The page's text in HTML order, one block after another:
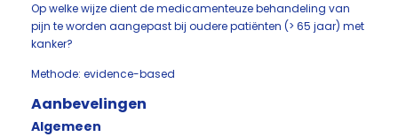
Op welke wijze dient de medicamenteuze behandeling van
pijn te worden aangepast bij oudere patiënten (> 65 jaar) met
kanker?
Methode: evidence-based
Aanbevelingen
Algemeen